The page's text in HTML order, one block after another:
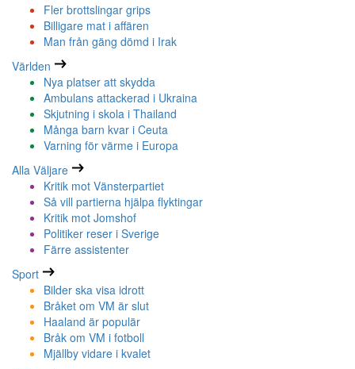
Fler brottslingar grips
Billigare mat i affären
Man från gäng dömd i Irak
Världen
Nya platser att skydda
Ambulans attackerad i Ukraina
Skjutning i skola i Thailand
Många barn kvar i Ceuta
Varning för värme i Europa
Alla Väljare
Kritik mot Vänsterpartiet
Så vill partierna hjälpa flyktingar
Kritik mot Jomshof
Politiker reser i Sverige
Färre assistenter
Sport
Bilder ska visa idrott
Bråket om VM är slut
Haaland är populär
Bråk om VM i fotboll
Mjällby vidare i kvalet